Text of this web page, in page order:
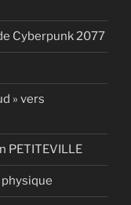
Cyberpunk 2077
» vers
PETITEVILLE
physique